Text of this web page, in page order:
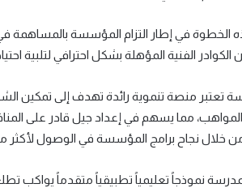
الخطوة في إطار التزام المؤسسة بالمساهمة
الكوادر الفنية المؤهلة بشكل احترافي لتلبية
تعتبر منصة تنموية رائدة تهدف إلى تمكين
المواهب، مما يسهم في إعداد جيل قادر على
نجاح برامج المؤسسة في الوصول لأكثر من 40,000 شاب وشابة حتى
نموذجاً تعليمياً تطبيقياً متقدماً